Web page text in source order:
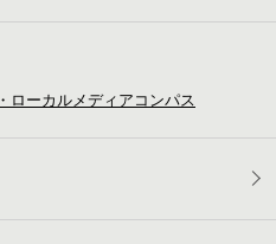
・ローカルメディア コンパス